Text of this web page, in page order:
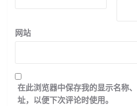
网站
在此浏览器中保存我的显示名称
址，以便下次评论时使用。